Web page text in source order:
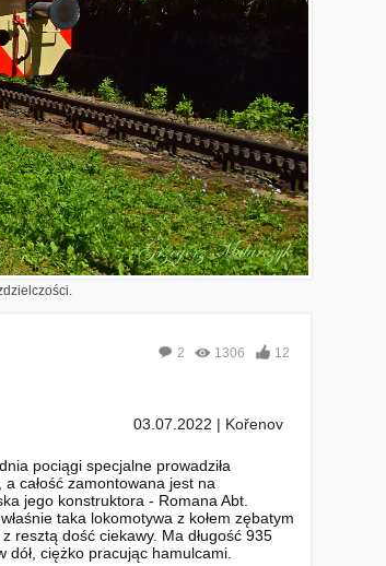
2 1306 12
03.07.2022 | Kořenov
pociągi specjalne prowadziła
całość zamontowana jest na
jego konstruktora - Romana Abt.
taka lokomotywa z kołem zębatym
resztą dość ciekawy. Ma długość 935
ciężko pracując hamulcami.